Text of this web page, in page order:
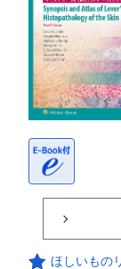
ほしいもの